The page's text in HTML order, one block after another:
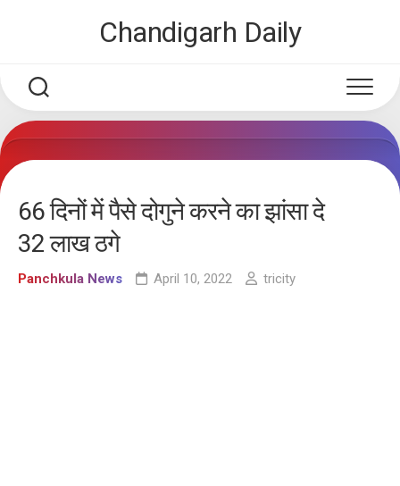
Chandigarh Daily
66 दिनों में पैसे दोगुने करने का झांसा दे
32 लाख ठगे
Panchkula News April 10, 2022 tricity